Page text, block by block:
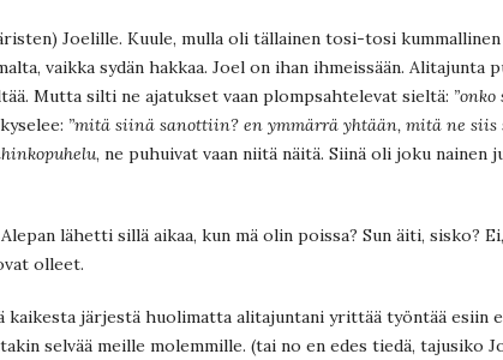
Joelille. Kuule, mulla oli tällainen tosi-tosi
vaikka sydän hakkaa. Joel on ihan ihmeissään. Alitajunta
Mutta silti ne ajatukset vaan plompsahtelevat sieltä:
”mitä siinä sanottiin? en ymmärrä yhtään, mitä ne siis
, ne puhuivat vaan niitä näitä. Siinä oli joku nainen
lähetti sillä aikaa, kun mä olin poissa? Sun äiti, sisko?
olleet.
kaikesta järjestä huolimatta alitajuntani yrittää työntää esiin
selvää meille molemmille. (tai no en edes tiedä, tajusiko